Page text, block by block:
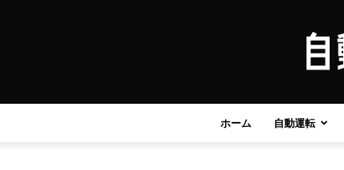
ホーム 自動運転